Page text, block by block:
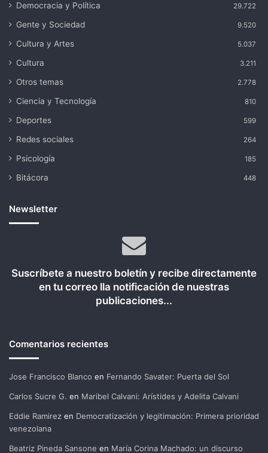
Democracia y Política 29.722
Gente y Sociedad 9.520
Cultura y Artes 5.037
Cultura 3.211
Otros temas 2.778
Ciencia y Tecnología 810
Deportes 599
Redes sociales 264
Psicología 185
Bitácora 448
Newsletter
Suscríbete a nuestro boletín y recibe directamente
en tu correo lla notificación de nuestras
publicaciones...
Comentarios recientes
Jose Francisco Blanco en Fernando Savater: Puerta del Sol
Carlos Sucre G. en Maribel Calvani: Arístides y Adelita Calvani
Eddie Ramirez en Democratización y legitimación: Primera prioridad
venezolana
Beatriz Pineda Sansone en María Corina Machado: un discurso